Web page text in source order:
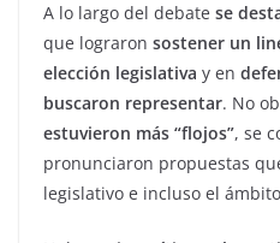
A lo largo del debate se
que lograron sostener un
elección legislativa y en
buscaron representar. No
estuvieron más “flojos”, se
pronunciaron propuestas
legislativo e incluso el